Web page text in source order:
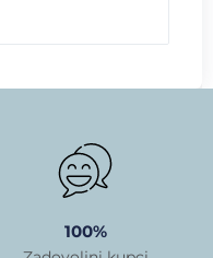
100%